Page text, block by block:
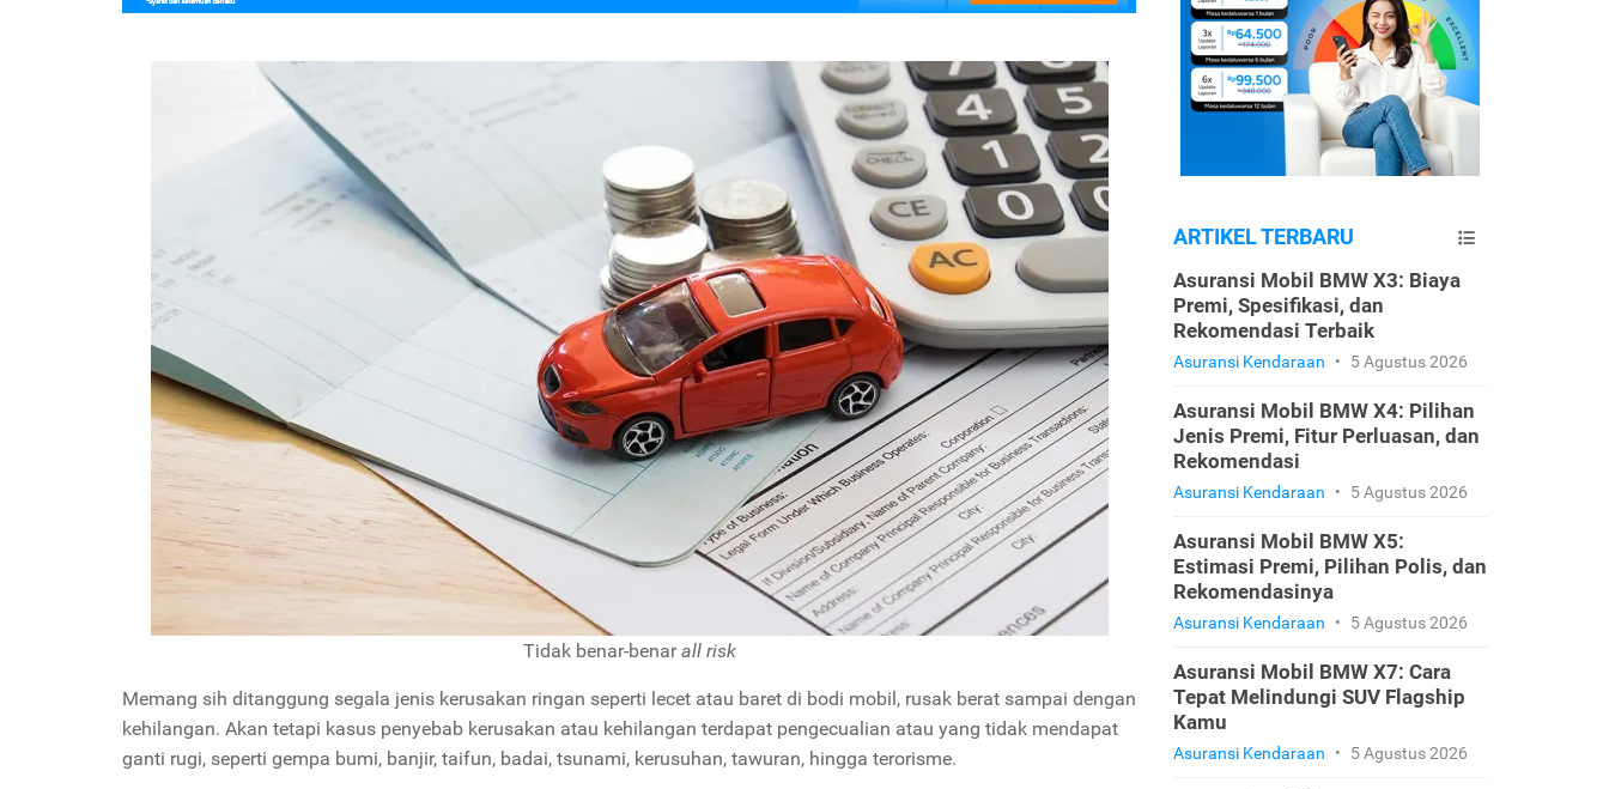
Tidak benar-benarall risk
Memang sih ditanggung segala jenis kerusakan ringan seperti lecet atau baret di bodi mobil, rusak berat sampai dengan
kehilangan. Akan tetapi kasus penyebab kerusakan atau kehilangan terdapat pengecualian atau yang tidak mendapat
ganti rugi, seperti gempa bumi, banjir, taifun, badai, tsunami, kerusuhan, tawuran, hingga terorisme.
ARTIKEL TERBARU
Asuransi Mobil BMW X3: Biaya
Premi, Spesifikasi, dan
Rekomendasi Terbaik
Asuransi Kendaraan • 5 Agustus 2026
Asuransi Mobil BMW X4: Pilihan
Jenis Premi, Fitur Perluasan, dan
Rekomendasi
Asuransi Kendaraan • 5 Agustus 2026
Asuransi Mobil BMW X5:
Estimasi Premi, Pilihan Polis, dan
Rekomendasinya
Asuransi Kendaraan • 5 Agustus 2026
Asuransi Mobil BMW X7: Cara
Tepat Melindungi SUV Flagship
Kamu
Asuransi Kendaraan • 5 Agustus 2026